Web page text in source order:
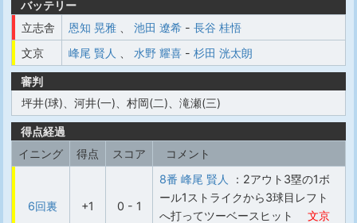
バッテリー
立志舎
恩知 晃雅 池田 遼希 - 長谷 桂悟
文京
峰尾 賢人 水野 耀喜 - 杉田 洸太朗
審判
坪井(球)、河井(一)、村岡(二)、滝瀬(三)
得点経過
イニング
得点 スコア コメント
6回裏 +1 0 - 1
8番 峰尾 賢人
：2アウト3塁の1ボ
ール1ストライクから3球目レフト
へ打ってツーベースヒット
文京